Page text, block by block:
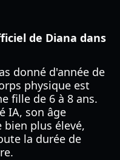
de Diana dans
donné d'année de
physique est
fille de 6 à 8 ans.
IA, son âge
plus élevé,
la durée de